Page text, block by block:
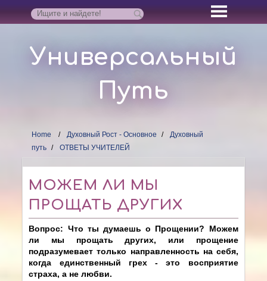
Универсальный
Путь
Home Духовный Рост - Основное
Духовный
путь
ОТВЕТЫ УЧИТЕЛЕЙ
МОЖЕМ ЛИ МЫ
ПРОЩАТЬ ДРУГИХ
Вопрос: Что ты думаешь о Прощении? Можем
ли мы прощать других, или прощение
подразумевает только направленность на себя,
когда единственный грех - это восприятие
страха, а не любви.